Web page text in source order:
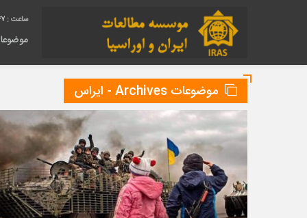
موضوعات Archives - ایراس